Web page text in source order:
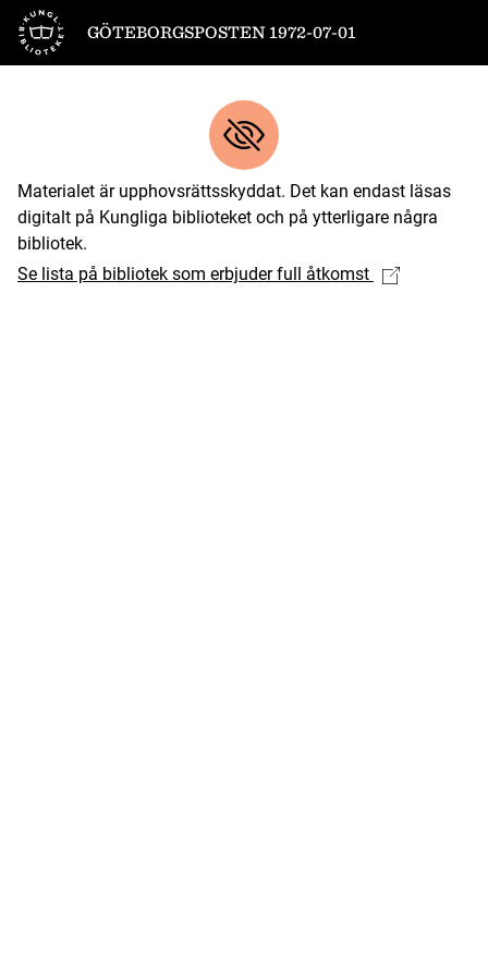
Till startsidan
GÖTEBORGSPOSTEN 1972-07-01
Materialet är upphovsrättsskyddat. Det kan endast läsas
digitalt på Kungliga biblioteket och på ytterligare några
bibliotek.
Se lista på bibliotek som erbjuder full åtkomst